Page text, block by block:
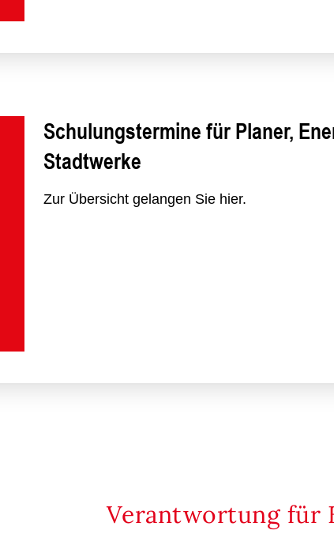
Schulungstermine für Planer,
Stadtwerke
Zur Übersicht gelangen Sie hier.
Verantwortung für